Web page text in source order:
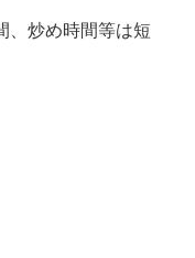
、炒め時間等は短